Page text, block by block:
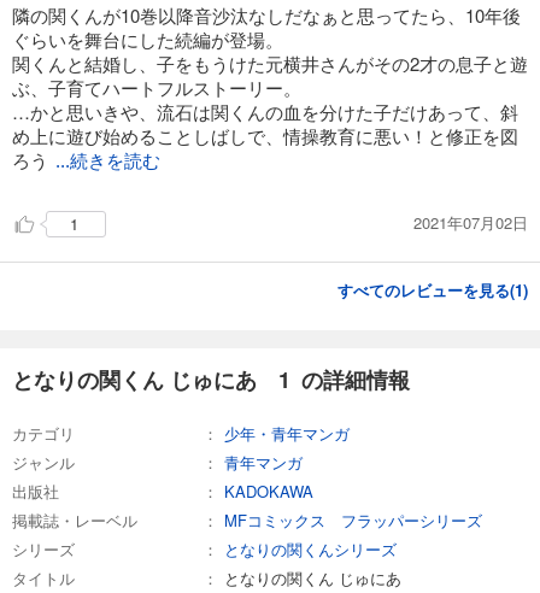
隣の関くんが10巻以降音沙汰なしだなぁと思ってたら、10年後
ぐらいを舞台にした続編が登場。
関くんと結婚し、子をもうけた元横井さんがその2才の息子と遊
ぶ、子育てハートフルストーリー。
…かと思いきや、流石は関くんの血を分けた子だけあって、斜
め上に遊び始めることしばしで、情操教育に悪い！と修正を図
ろう
...続きを読む
1 2021年07月02日
すべてのレビューを見る(1)
となりの関くん じゅにあ 1 の詳細情報
カテゴリ
少年・青年マンガ
ジャンル
青年マンガ
出版社
KADOKAWA
掲載誌・レーベル
MFコミックス フラッパーシリーズ
シリーズ
となりの関くんシリーズ
タイトル
となりの関くん じゅにあ